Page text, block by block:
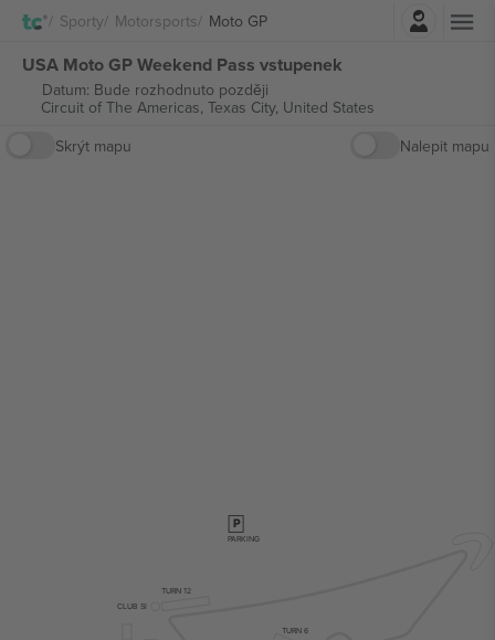
Sporty Motorsports Moto GP
USA Moto GP Weekend Pass vstupenek
Datum: Bude rozhodnuto později
Circuit of The Americas, Texas City, United States
Skrýt mapu
Nalepit mapu
CLUB SI
TURN 12
TURN 6
P
PARKING